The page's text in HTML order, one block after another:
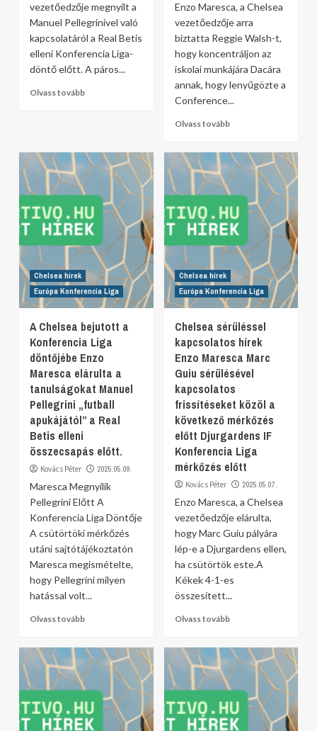
vezetőedzője megnyílt a
Manuel Pellegrinivel való
kapcsolatáról a Real Betis
elleni Konferencia Liga-
döntő előtt. A páros...
Olvass tovább
Enzo Maresca, a Chelsea
vezetőedzője arra
biztatta Reggie Walsh-t,
hogy koncentráljon az
iskolai munkájára Dacára
annak, hogy lenyűgözte a
Conference...
Olvass tovább
Chelsea hírek
Európa Konferencia Liga
A Chelsea bejutott a
Konferencia Liga
döntőjébe Enzo
Maresca elárulta a
tanulságokat Manuel
Pellegrini „futball
apukájától” a Real
Betis elleni
összecsapás előtt.
Kovács Péter 2025.05.09.
Maresca Megnyílik
Pellegrini Előtt A
Konferencia Liga Döntője
A csütörtöki mérkőzés
utáni sajtótájékoztatón
Maresca megismételte,
hogy Pellegrini milyen
hatással volt...
Olvass tovább
Chelsea hírek
Európa Konferencia Liga
Chelsea sérüléssel
kapcsolatos hírek
Enzo Maresca Marc
Guiu sérülésével
kapcsolatos
frissítéseket közöl a
következő mérkőzés
előtt Djurgardens IF
Konferencia Liga
mérkőzés előtt
Kovács Péter 2025.05.07.
Enzo Maresca, a Chelsea
vezetőedzője elárulta,
hogy Marc Guiu pályára
lép-e a Djurgardens ellen,
ha csütörtök este.A
Kékek 4-1-es
összesített...
Olvass tovább